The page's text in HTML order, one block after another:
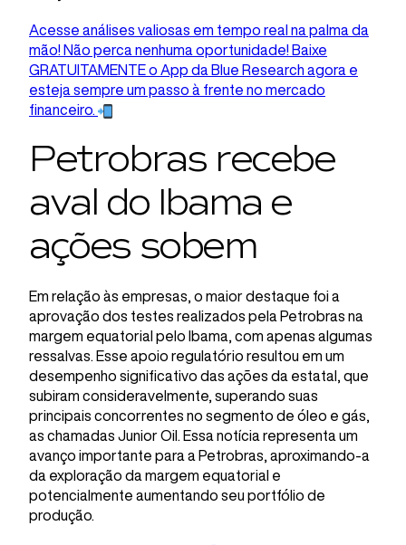
Acesse análises valiosas em tempo real na palma da
mão! Não perca nenhuma oportunidade! Baixe
GRATUITAMENTE o App da Blue Research agora e
esteja sempre um passo à frente no mercado
financeiro.
Petrobras recebe
aval do Ibama e
ações sobem
Em relação às empresas, o maior destaque foi a
aprovação dos testes realizados pela Petrobras na
margem equatorial pelo Ibama, com apenas algumas
ressalvas. Esse apoio regulatório resultou em um
desempenho significativo das ações da estatal, que
subiram consideravelmente, superando suas
principais concorrentes no segmento de óleo e gás,
as chamadas Junior Oil. Essa notícia representa um
avanço importante para a Petrobras, aproximando-a
da exploração da margem equatorial e
potencialmente aumentando seu portfólio de
produção.